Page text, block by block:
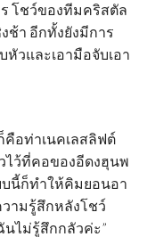
โชว์ของทีมคริสตัล
ช้า อีกทั้งยังมีการ
วและเอามือจับเอา
อท่าเนคเลสลิฟต์
ไว้ที่คอของอีดงฮุนพ
นี้ก็ทำให้คิมยอนอา
ามรู้สึกหลังโชว์
ไม่รู้สึกกลัวค่ะ”